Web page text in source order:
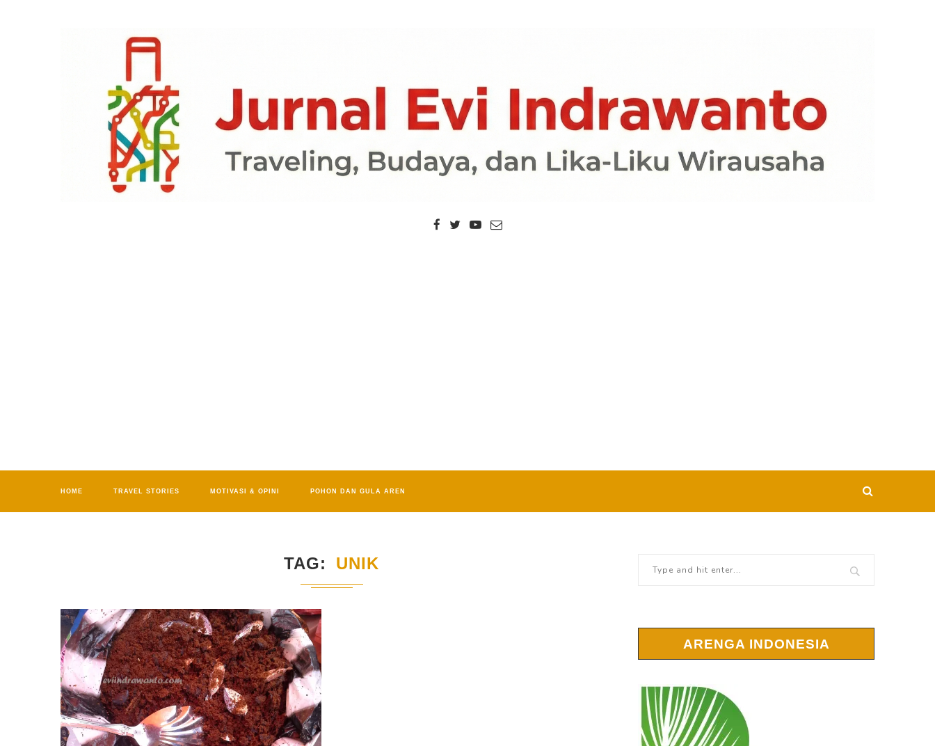
HOME TRAVEL STORIES MOTIVASI & OPINI POHON DAN GULA AREN
TAG UNIK
ARENGA INDONESIA